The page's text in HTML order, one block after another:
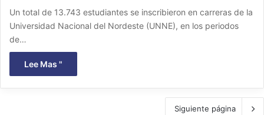
Un total de 13.743 estudiantes se inscribieron en carreras de la
Universidad Nacional del Nordeste (UNNE), en los periodos
de…
Lee Mas "
Siguiente página